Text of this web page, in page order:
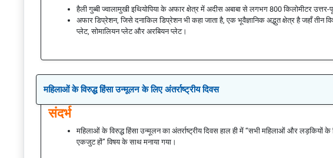
हैली गुब्बी ज्वालामुखी इथियोपिया के अफार क्षेत्र में अदीस अबाबा से लगभग 800 किलोमीटर उत्तर-
अफार डिप्रेशन, जिसे दनाकिल डिप्रेशन भी कहा जाता है, एक भूवैज्ञानिक अद्भुत क्षेत्र है जहाँ तीन
प्लेट, सोमालियन प्लेट और अरबियन प्लेट।
महिलाओं के विरुद्ध हिंसा उन्मूलन के लिए अंतर्राष्ट्रीय दिवस
संदर्भ
महिलाओं के विरुद्ध हिंसा उन्मूलन का अंतर्राष्ट्रीय दिवस हाल ही में “सभी महिलाओं और लड़कियों
एकजुट हों” विषय के साथ मनाया गया।